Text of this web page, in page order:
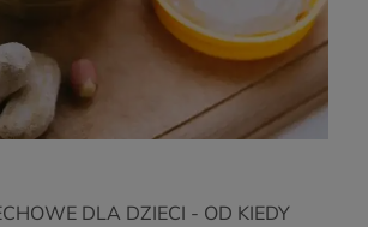
DLA DZIECI - OD KIEDY